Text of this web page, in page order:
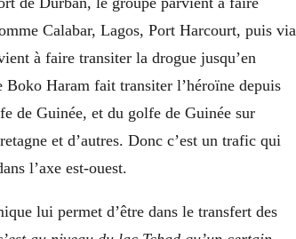
Calabar, Lagos, Port Harcourt, puis via
à faire transiter la drogue jusqu’en
Haram fait transiter l’héroïne depuis
de Guinée, et du golfe de Guinée sur
et d’autres. Donc c’est un trafic qui
l’axe est-ouest.
lui permet d’être dans le transfert des